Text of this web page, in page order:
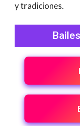
y tradiciones.